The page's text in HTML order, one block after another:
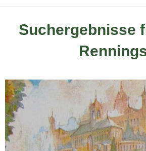
Suchergebnisse